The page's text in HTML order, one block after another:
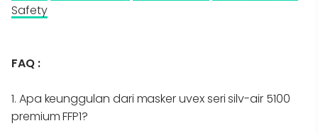
Safety
FAQ :
1. Apa keunggulan dari masker uvex seri silv-air 5100
premium FFP1?